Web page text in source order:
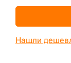
Нашли
+7 (499)